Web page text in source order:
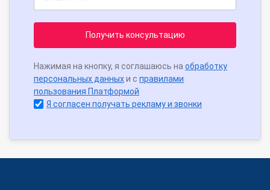
Получить консультацию
Нажимая на кнопку, я соглашаюсь на обработку
персональных данныхи с правилами
пользования Платформой
Я согласен получать рекламу и звонки